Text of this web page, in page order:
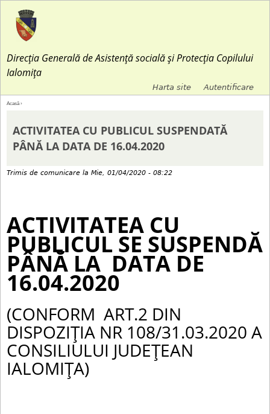
Direcția Generală de Asistență socială și Protecția Copilului
Ialomița
e
n
i
l
s
r
Harta site Autentificare
ş
t
a
c
Acasă ›
ACTIVITATEA CU PUBLICUL SUSPENDATĂ
PÂNĂ LA DATA DE 16.04.2020
Trimis de comunicare la Mie, 01/04/2020 - 08:22
ACTIVITATEA CU
PUBLICUL SE SUSPENDĂ
PÂNĂ LA DATA DE
16.04.2020
(CONFORM ART.2 DIN
DISPOZIȚIA NR 108/31.03.2020 A
CONSILIULUI JUDEȚEAN
IALOMIȚA)